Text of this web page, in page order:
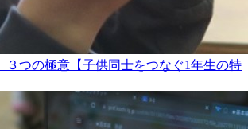
３つの極意【子供同士をつなぐ1年生の特